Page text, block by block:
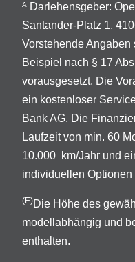
A
Darlehensgeber:
Santander-Platz 1,
Vorstehende
Beispiel nach § 17
vorausgesetzt. Die
ein kostenloser
Bank AG. Die
Laufzeit von min. 60
10.000 km/Jahr und
individuellen
(E)Die Höhe des
modellabhängig und
enthalten.